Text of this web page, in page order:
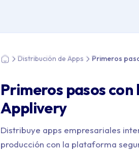
HomeDistribución de Apps Primeros
Primeros pasos
Applivery
Distribuye apps empresariales
producción con la plataforma